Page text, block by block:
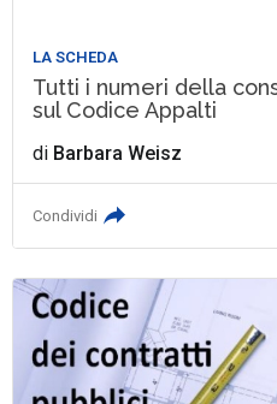
LA SCHEDA
Tutti i numeri della
sul Codice Appalti
di Barbara Weisz
Condividi